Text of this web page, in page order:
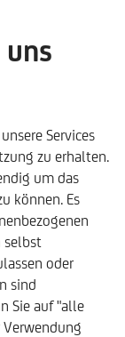
um diesen
Inhalt
können die
jederzeit
Services
zu erhalten.
um das
können. Es
selbst
oder
sind
Sie auf "alle